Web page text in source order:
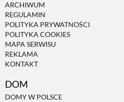
ARCHIWUM
REGULAMIN
POLITYKA PRYWATNOŚCI
POLITYKA COOKIES
MAPA SERWISU
REKLAMA
KONTAKT
DOM
DOMY W POLSCE